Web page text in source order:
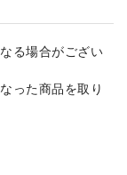
る場合がござい
った商品を取り